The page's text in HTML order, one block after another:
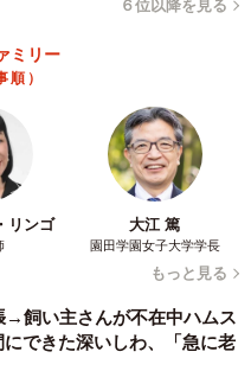
６位以降を見る
ミリー
順）
リンゴ 大江 篤
園田学園女子大学学長
もっと見る
→飼い主さんが不在中ハムス
できた深いしわ、「急に老